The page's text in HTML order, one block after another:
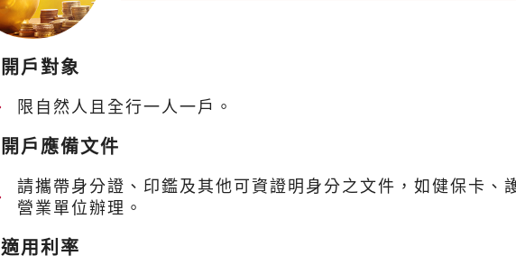
開戶對象
限自然人且全行一人一戶。
開戶應備文件
請攜帶身分證、印鑑及其他可資證明身分之文件，如健保卡、
營業單位辦理。
適用利率